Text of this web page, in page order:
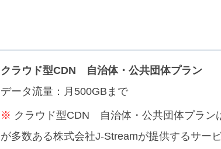
クラウド型CDN 自治体・公共団体プラン
データ流量：月500GBまで
※ クラウド型CDN 自治体・公共団体プラン
が多数ある株式会社J-Streamが提供するサービ